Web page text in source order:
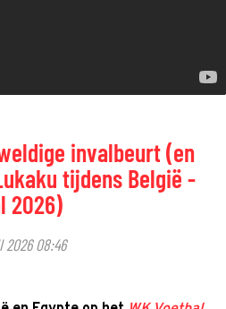
invalbeurt (en
tijdens België -
2026)
2026 08:46